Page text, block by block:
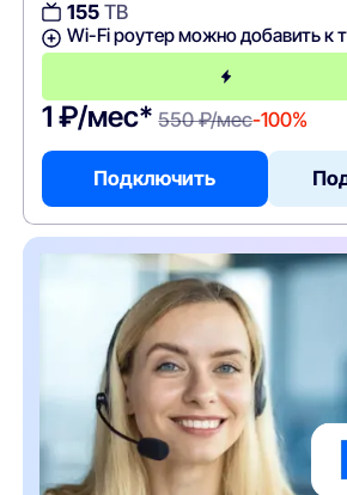
155ТВ
Wi-Fi роутер можно добавить к
1 ₽/мес* 550 ₽/мес-100%
Подключить